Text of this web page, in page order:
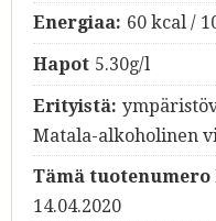
Energiaa: 60 kcal /
Hapot 5.30g/l
Erityistä:
Matala-alkoholinen
Tämä
14.04.2020